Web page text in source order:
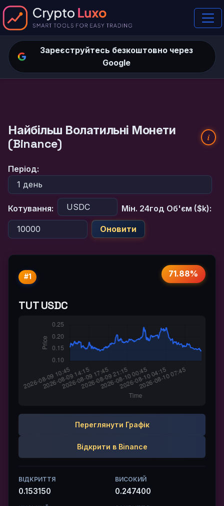
Зареєструйтесь безкоштовно через
Google
Найбільш Волатильні Монети
(Binance)
i
Період:
Котування: Мін. 24год Об'єм ($k):
Оновити
#1 71.88%
TUT USDC
Переглянути Графік
Відкрити в Binance
ВІДКРИТТЯ
0.153150
ВИСОКИЙ
0.247400